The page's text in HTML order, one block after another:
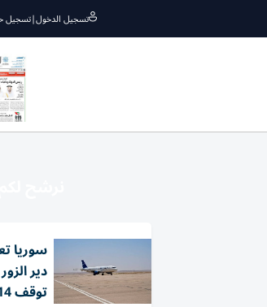
تسجيل الدخول|تسجيل
سوريا
دير
توقف 14 عاماً